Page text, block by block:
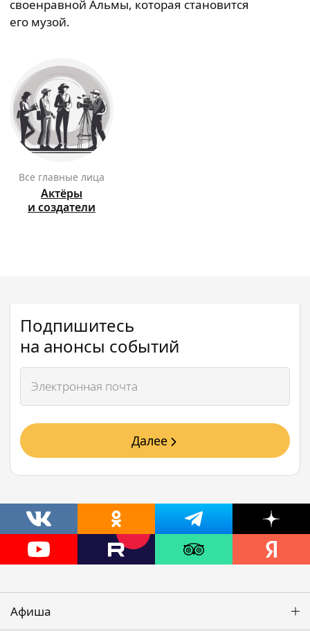
своенравной Альмы, которая становится
его музой.
Все главные лица
Актёры
и создатели
Подпишитесь
на анонсы событий
Далее
Афиша